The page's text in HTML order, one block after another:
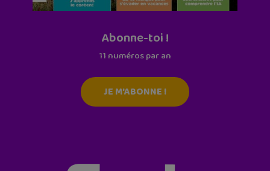
Abonne-toi !
11 numéros par an
JE M'ABONNE !